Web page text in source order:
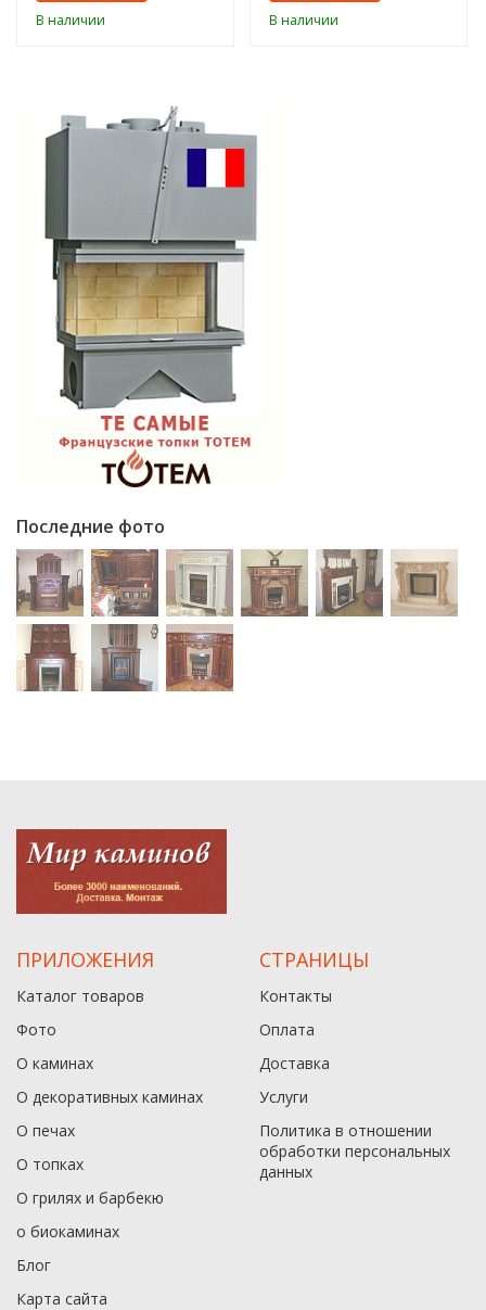
В наличии В наличии
Последние фото
ПРИЛОЖЕНИЯ
Каталог товаров
Фото
О каминах
О декоративных каминах
О печах
О топках
О грилях и барбекю
о биокаминах
Блог
Карта сайта
СТРАНИЦЫ
Контакты
Оплата
Доставка
Услуги
Политика в отношении
обработки персональных
данныx